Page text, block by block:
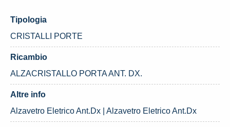
Tipologia
CRISTALLI PORTE
Ricambio
ALZACRISTALLO PORTA ANT. DX.
Altre info
Alzavetro Eletrico Ant.Dx | Alzavetro Eletrico Ant.Dx